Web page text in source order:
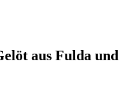
aus Fulda und